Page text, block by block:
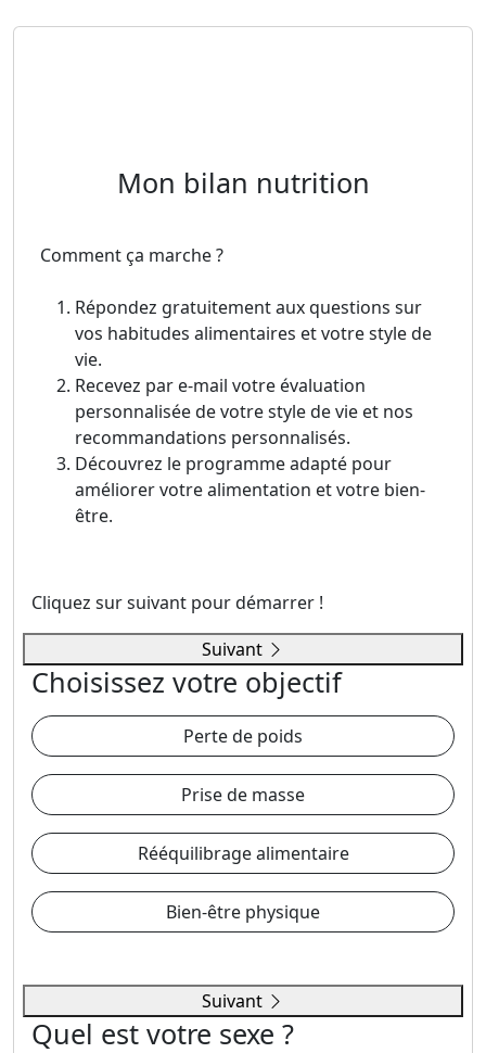
Mon bilan nutrition
Comment ça marche ?
Répondez gratuitement aux questions sur
vos habitudes alimentaires et votre style de
vie.
Recevez par e-mail votre évaluation
personnalisée de votre style de vie et nos
recommandations personnalisés.
Découvrez le programme adapté pour
améliorer votre alimentation et votre bien-
être.
Cliquez sur suivant pour démarrer !
Suivant
Choisissez votre objectif
Perte de poids
Prise de masse
Rééquilibrage alimentaire
Bien-être physique
Suivant
Quel est votre sexe ?